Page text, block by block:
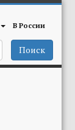
В России
Поиск